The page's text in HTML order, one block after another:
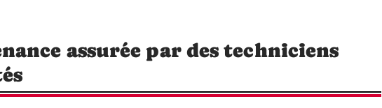
assurée par des techniciens